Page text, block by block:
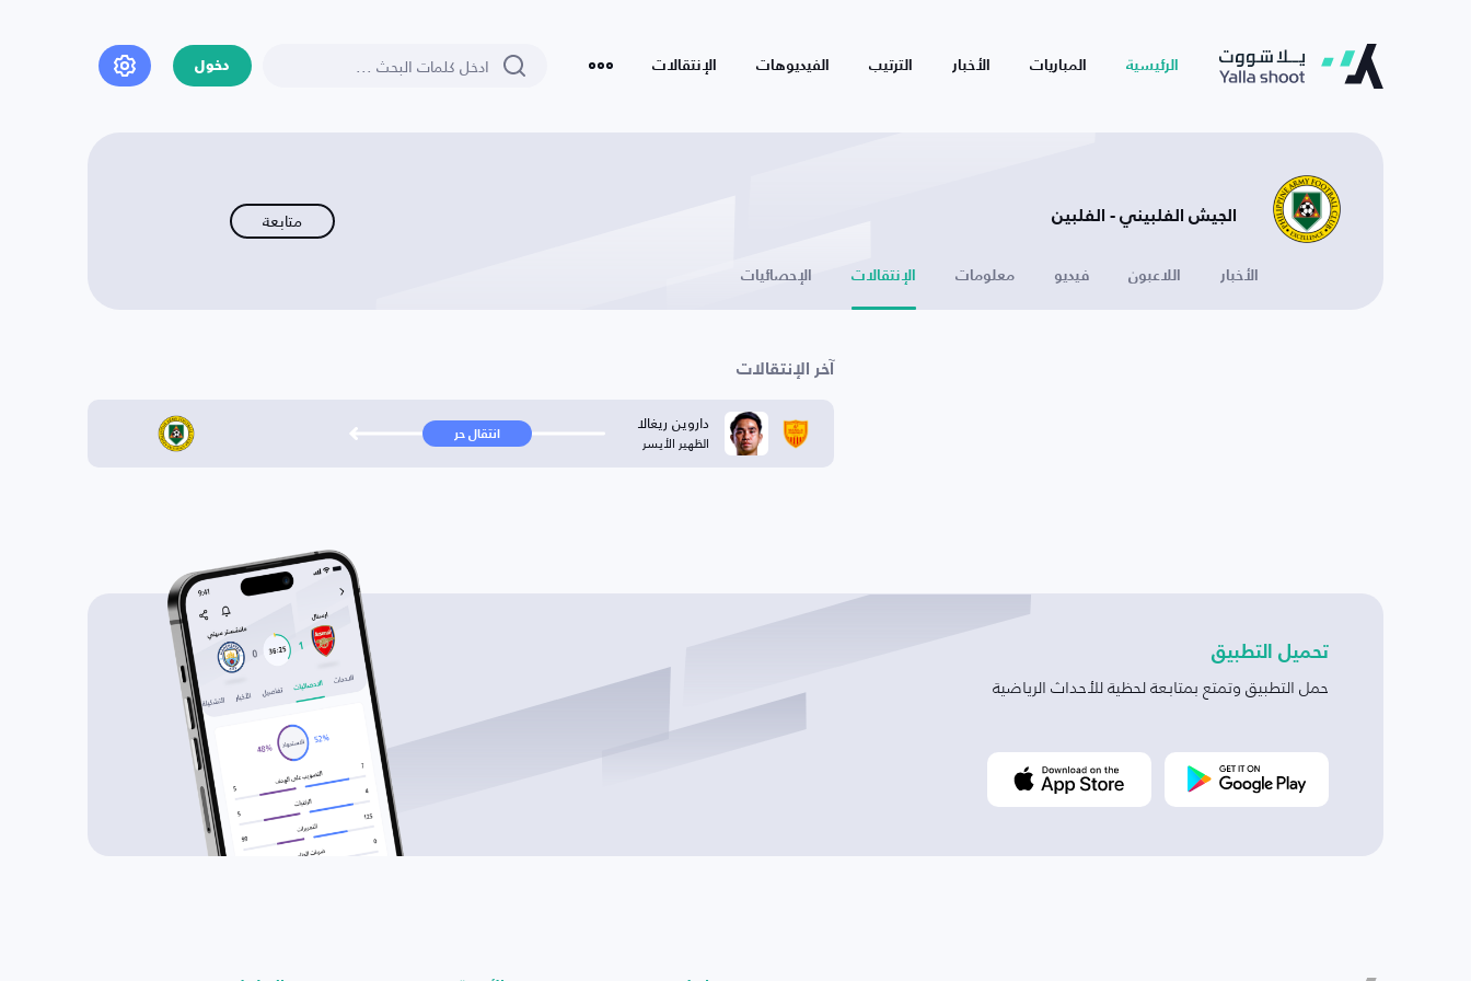
الرئيسية المباريات الأخبار الترتيب الفيديوهات الإنتقالات دخول
الجيش الفلبيني - الفلبين متابعة
الأخبار اللاعبون فيديو معلومات الإنتقالات الإحصائيات
آخر الإنتقالات
داروين ريغالا
الظهير الأيسر انتقال حر
تحميل التطبيق
حمل التطبيق وتمتع بمتابعة لحظية للأحداث الرياضية